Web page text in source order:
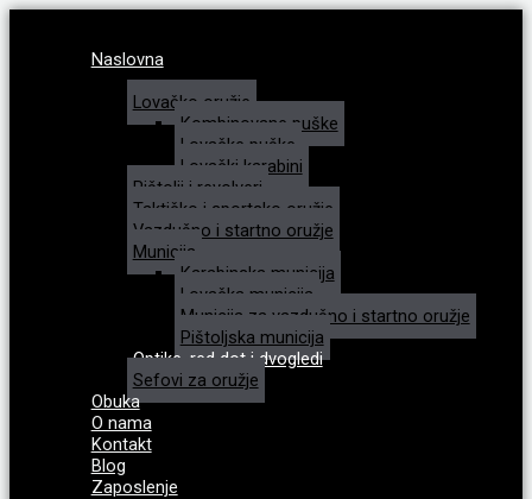
Naslovna
Katalog
Lovačko oružje
Kombinovane puške
Lovačke puške
Lovački karabini
Pištolji i revolveri
Taktičko i sportsko oružje
Vazdušno i startno oružje
Municija
Karabinska municija
Lovačka municija
Municija za vazdušno i startno oružje
Pištoljska municija
Optike, red dot i dvogledi
Sefovi za oružje
Obuka
O nama
Kontakt
Blog
Zaposlenje